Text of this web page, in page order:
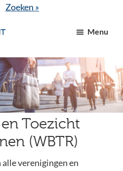
Zoeken »
Menu
Toezicht
(WBTR)
verenigingen en